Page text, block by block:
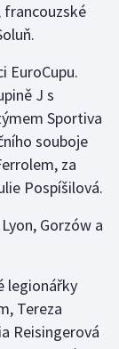
francouzské
EuroCupu.
J s
Sportiva
souboje
za
Pospíšilová.
Gorzów a
legionářky
Tereza
Reisingerová